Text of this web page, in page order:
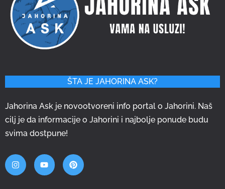
ŠTA JE JAHORINA ASK?
Jahorina Ask je novootvoreni info portal o Jahorini. Naš
cilj je da informacije o Jahorini i najbolje ponude budu
svima dostpune!